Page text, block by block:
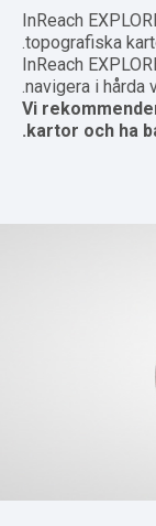
InReach
topografiska
InReach
navigera i hårda
Vi
kartor och ha